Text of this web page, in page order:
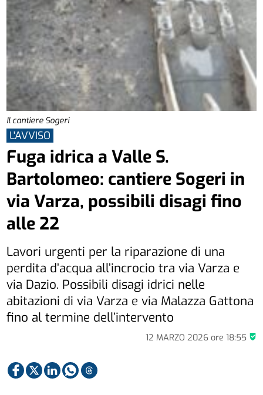
Il cantiere Sogeri
12 MARZO 2026 ore 18:55
L'AVVISO
Fuga idrica a Valle S.
Bartolomeo: cantiere Sogeri in
via Varza, possibili disagi fino
alle 22
Lavori urgenti per la riparazione di una
perdita d’acqua all’incrocio tra via Varza e
via Dazio. Possibili disagi idrici nelle
abitazioni di via Varza e via Malazza Gattona
fino al termine dell’intervento